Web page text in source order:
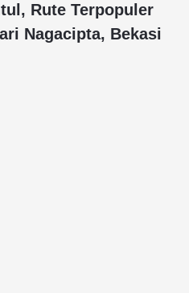
Rute Terpopuler
Nagacipta, Bekasi